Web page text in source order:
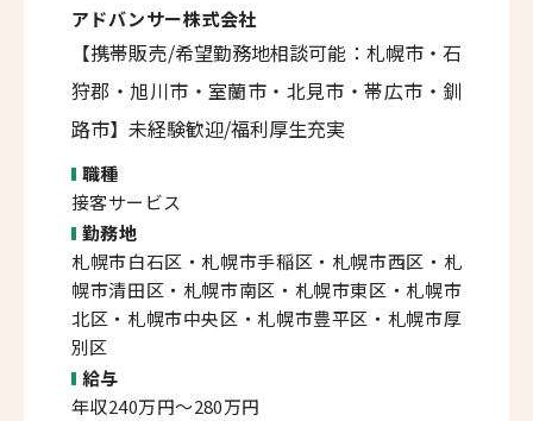
アドバンサー株式会社
【携帯販売/希望勤務地相談可能：札幌市・石
狩郡・旭川市・室蘭市・北見市・帯広市・釧
路市】未経験歓迎/福利厚生充実
職種
接客サービス
勤務地
札幌市白石区・札幌市手稲区・札幌市西区・札
幌市清田区・札幌市南区・札幌市東区・札幌市
北区・札幌市中央区・札幌市豊平区・札幌市厚
別区
給与
年収240万円～280万円